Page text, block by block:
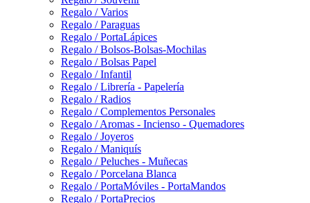
Regalo / Varios
Regalo / Paraguas
Regalo / PortaLápices
Regalo / Bolsos-Bolsas-Mochilas
Regalo / Bolsas Papel
Regalo / Infantil
Regalo / Librería - Papelería
Regalo / Radios
Regalo / Complementos Personales
Regalo / Aromas - Incienso - Quemadores
Regalo / Joyeros
Regalo / Maniquís
Regalo / Peluches - Muñecas
Regalo / Porcelana Blanca
Regalo / PortaMóviles - PortaMandos
Regalo / PortaPrecios